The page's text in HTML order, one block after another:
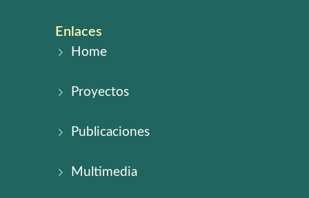
Enlaces
Home
Proyectos
Publicaciones
Multimedia